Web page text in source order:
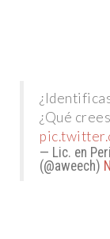
¿Qué
— Lic. en
(@aweech)